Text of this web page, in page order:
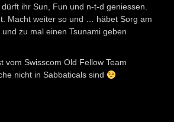
ihr Sun, Fun und n-t-d geniessen.
Macht weiter so und … häbet Sorg am
zu mal einen Tsunami geben
vom Swisscom Old Fellow Team
nicht in Sabbaticals sind